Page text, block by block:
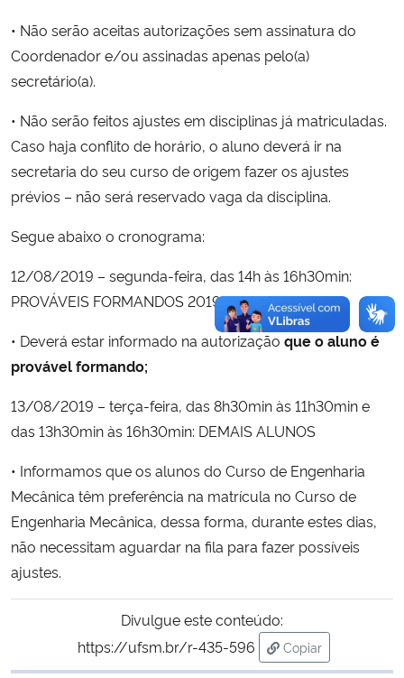
• Não serão aceitas autorizações sem assinatura do
Coordenador e/ou assinadas apenas pelo(a)
secretário(a).
• Não serão feitos ajustes em disciplinas já matriculadas.
Caso haja conflito de horário, o aluno deverá ir na
secretaria do seu curso de origem fazer os ajustes
prévios – não será reservado vaga da disciplina.
Segue abaixo o cronograma:
12/08/2019 – segunda-feira, das 14h às 16h30min:
PROVÁVEIS FORMANDOS 2019/2 ou 2020/1
• Deverá estar informado na autorização que o aluno é
provável formando;
13/08/2019 – terça-feira, das 8h30min às 11h30min e
das 13h30min às 16h30min: DEMAIS ALUNOS
• Informamos que os alunos do Curso de Engenharia
Mecânica têm preferência na matrícula no Curso de
Engenharia Mecânica, dessa forma, durante estes dias,
não necessitam aguardar na fila para fazer possíveis
ajustes.
Divulgue este conteúdo:
https://ufsm.br/r-435-596
Copiar
para área de